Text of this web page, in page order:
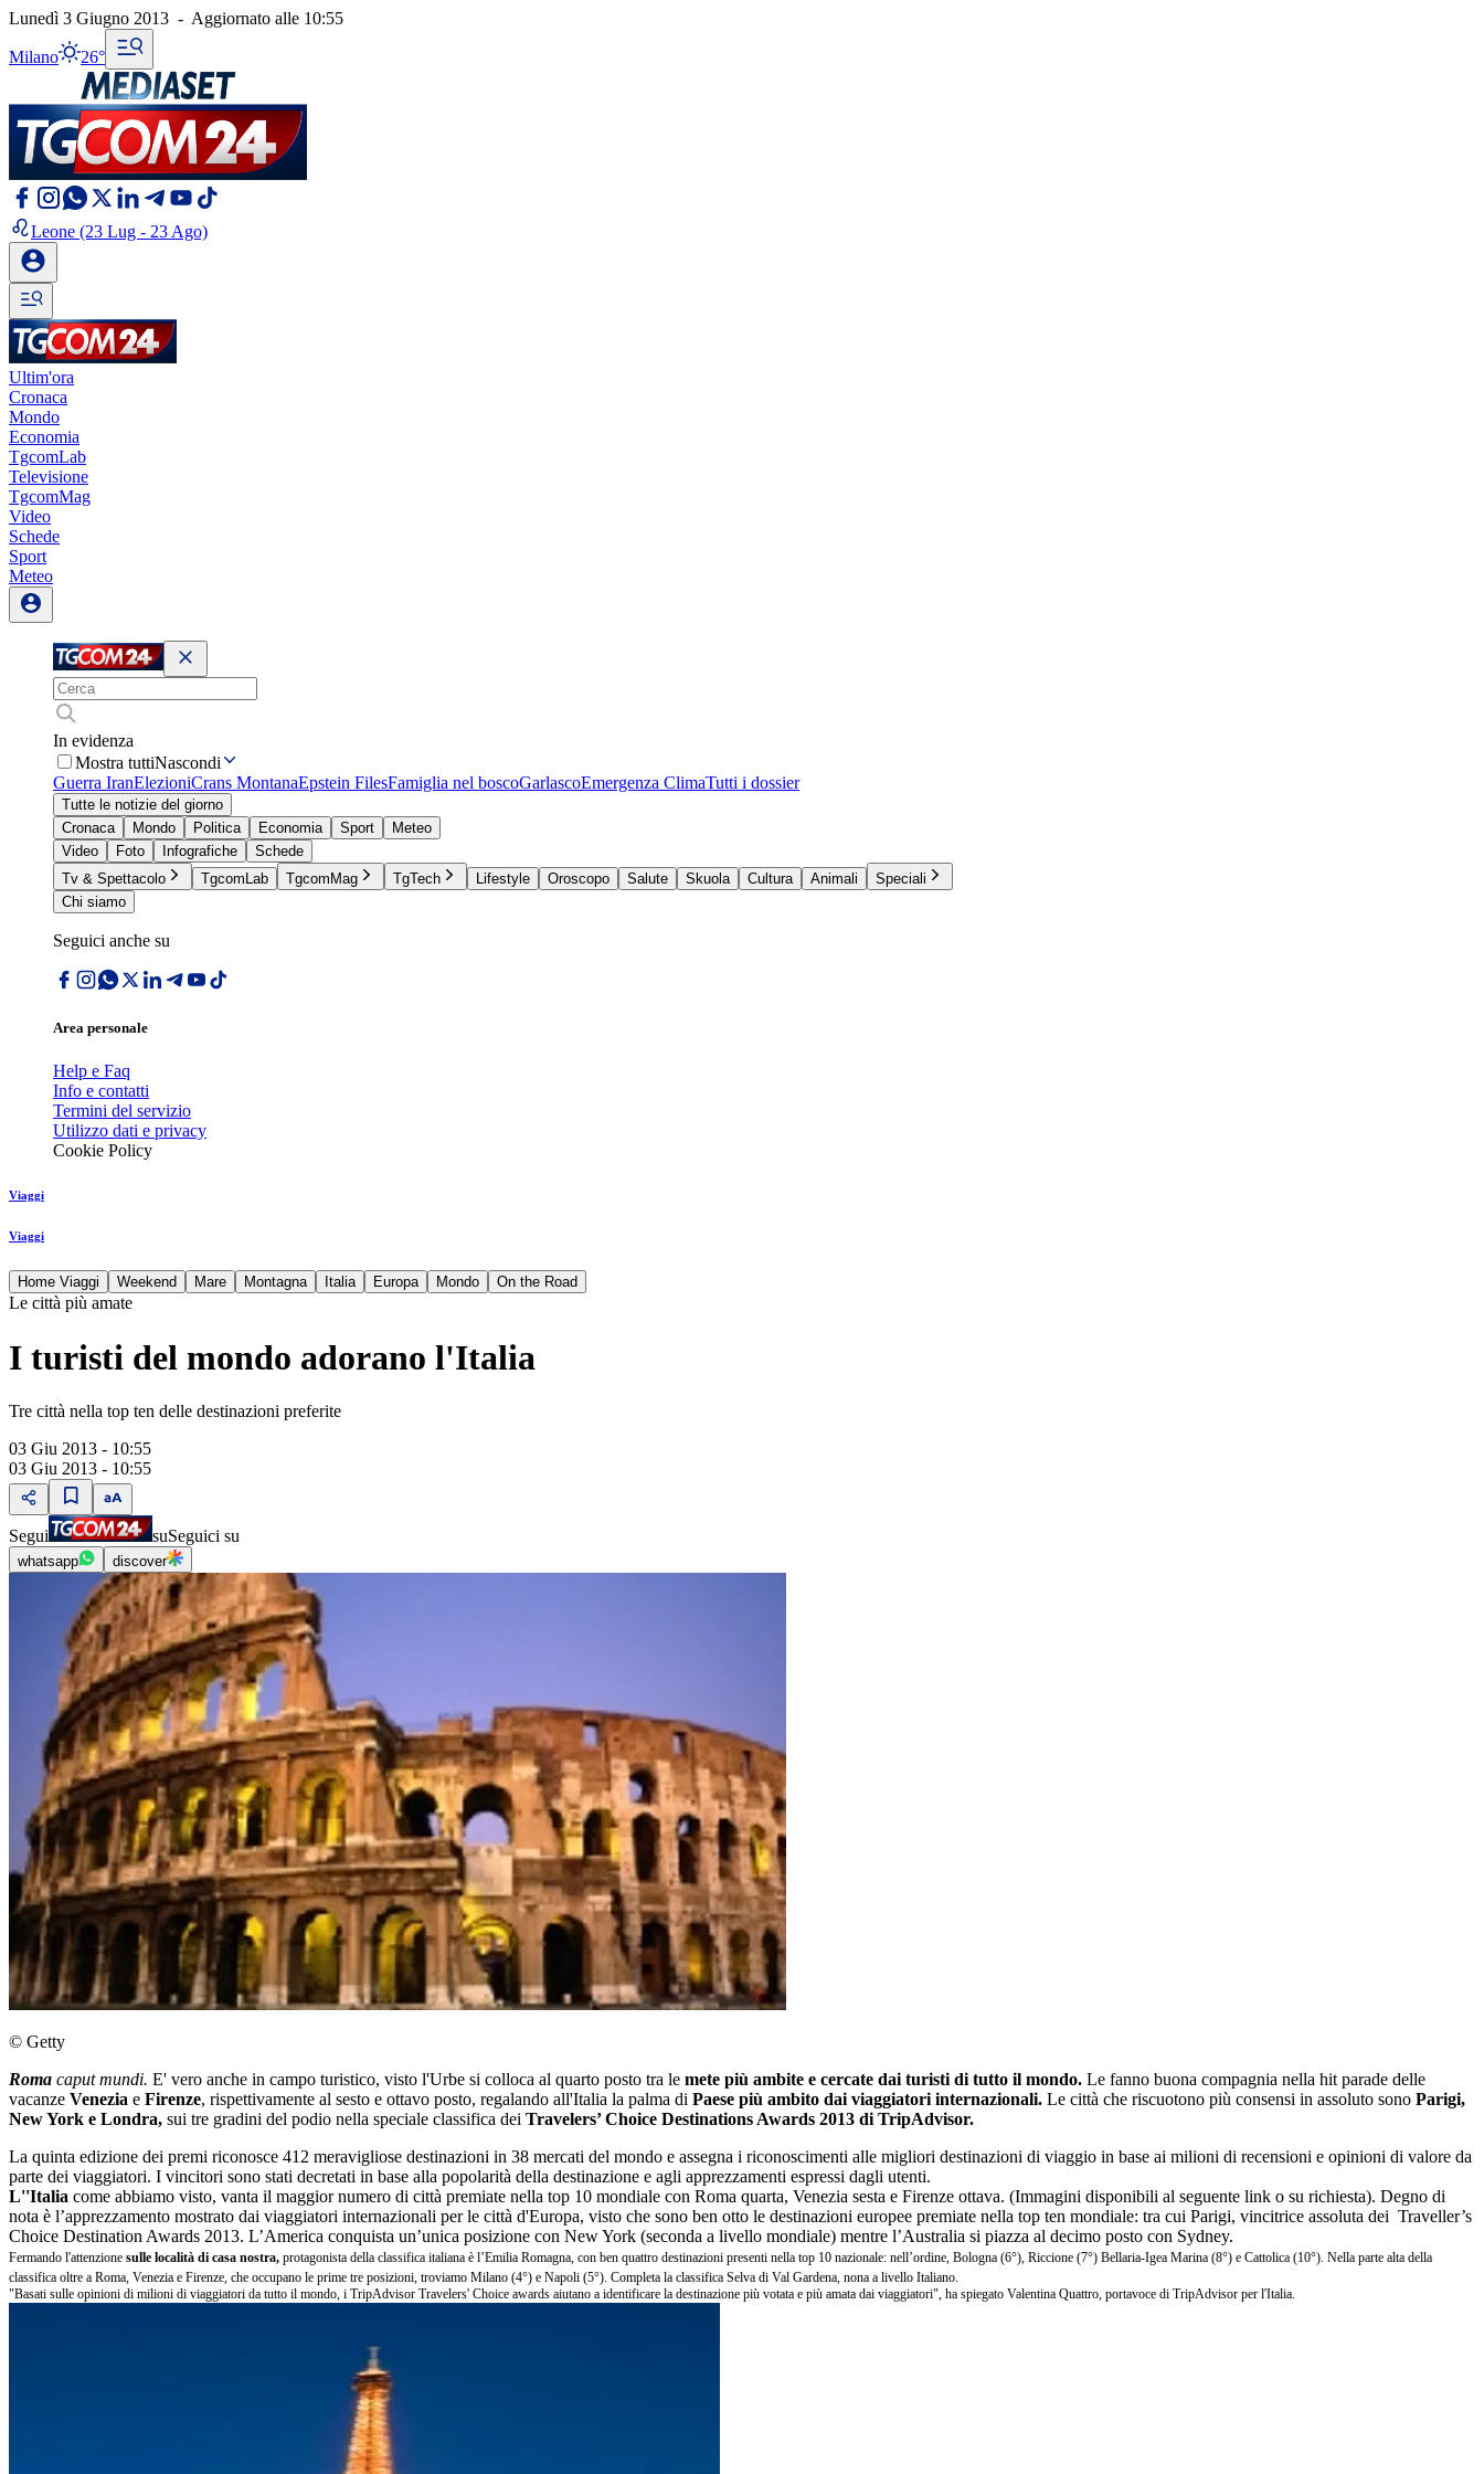
Lunedì 3 Giugno 2013 - Aggiornato alle 10:55
Milano 26°
Leone (23 Lug - 23 Ago)
Ultim'ora
Cronaca
Mondo
Economia
TgcomLab
Televisione
TgcomMag
Video
Schede
Sport
Meteo
In evidenza
Mostra tuttiNascondi
Guerra IranElezioniCrans MontanaEpstein FilesFamiglia nel boscoGarlascoEmergenza ClimaTutti i dossier
Tutte le notizie del giorno
Cronaca
Mondo Politica Economia Sport
Meteo
Video
Foto Infografiche
Schede
Tv & Spettacolo
TgcomLab TgcomMag TgTech Lifestyle Oroscopo Salute Skuola Cultura Animali
Speciali
Chi siamo
Seguici anche su
Area personale
Help e Faq
Info e contatti
Termini del servizio
Utilizzo dati e privacy
Cookie Policy
Viaggi
Viaggi
Home Viaggi Weekend Mare Montagna Italia Europa Mondo On the Road
Le città più amate
I turisti del mondo adorano l'Italia
Tre città nella top ten delle destinazioni preferite
03 Giu 2013 - 10:55
03 Giu 2013 - 10:55
Segui suSeguici su
whatsapp discover
© Getty
Roma caput mundi. E' vero anche in campo turistico, visto l'Urbe si colloca al quarto posto tra le mete più ambite e cercate dai turisti di tutto il mondo. Le fanno buona compagnia nella hit parade delle
vacanze Venezia e Firenze, rispettivamente al sesto e ottavo posto, regalando all'Italia la palma di Paese più ambito dai viaggiatori internazionali. Le città che riscuotono più consensi in assoluto sono Parigi,
New York e Londra, sui tre gradini del podio nella speciale classifica dei Travelers’ Choice Destinations Awards 2013 di TripAdvisor.
La quinta edizione dei premi riconosce 412 meravigliose destinazioni in 38 mercati del mondo e assegna i riconoscimenti alle migliori destinazioni di viaggio in base ai milioni di recensioni e opinioni di valore da
parte dei viaggiatori. I vincitori sono stati decretati in base alla popolarità della destinazione e agli apprezzamenti espressi dagli utenti.
L''Italia come abbiamo visto, vanta il maggior numero di città premiate nella top 10 mondiale con Roma quarta, Venezia sesta e Firenze ottava. (Immagini disponibili al seguente link o su richiesta). Degno di
nota è l’apprezzamento mostrato dai viaggiatori internazionali per le città d'Europa, visto che sono ben otto le destinazioni europee premiate nella top ten mondiale: tra cui Parigi, vincitrice assoluta dei Traveller’s
Choice Destination Awards 2013. L’America conquista un’unica posizione con New York (seconda a livello mondiale) mentre l’Australia si piazza al decimo posto con Sydney.
Fermando l'attenzione sulle località di casa nostra, protagonista della classifica italiana è l’Emilia Romagna, con ben quattro destinazioni presenti nella top 10 nazionale: nell’ordine, Bologna (6°), Riccione (7°) Bellaria-Igea Marina (8°) e Cattolica (10°). Nella parte alta della
classifica oltre a Roma, Venezia e Firenze, che occupano le prime tre posizioni, troviamo Milano (4°) e Napoli (5°). Completa la classifica Selva di Val Gardena, nona a livello Italiano.
"Basati sulle opinioni di milioni di viaggiatori da tutto il mondo, i TripAdvisor Travelers' Choice awards aiutano a identificare la destinazione più votata e più amata dai viaggiatori", ha spiegato Valentina Quattro, portavoce di TripAdvisor per l'Italia.